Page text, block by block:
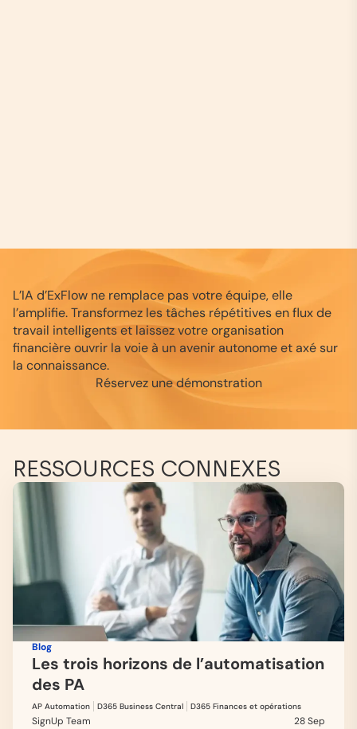
L’IA d’ExFlow ne remplace pas votre équipe, elle
l’amplifie. Transformez les tâches répétitives en flux de
travail intelligents et laissez votre organisation
financière ouvrir la voie à un avenir autonome et axé sur
la connaissance.
Réservez une démonstration
RESSOURCES CONNEXES
Blog
Les trois horizons de l’automatisation
des PA
AP Automation D365 Business Central D365 Finances et opérations
SignUp Team 28 Sep